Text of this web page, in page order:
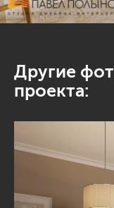
Другие
проекта: